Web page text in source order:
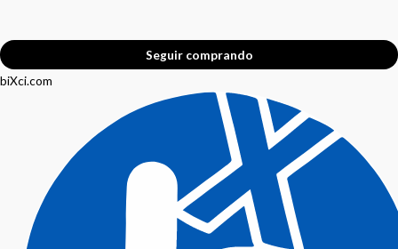
Seguir comprando
biXci.com